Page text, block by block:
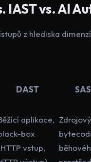
IAST vs. AI
z hlediska
DAST
aplikace,
box
vstup,